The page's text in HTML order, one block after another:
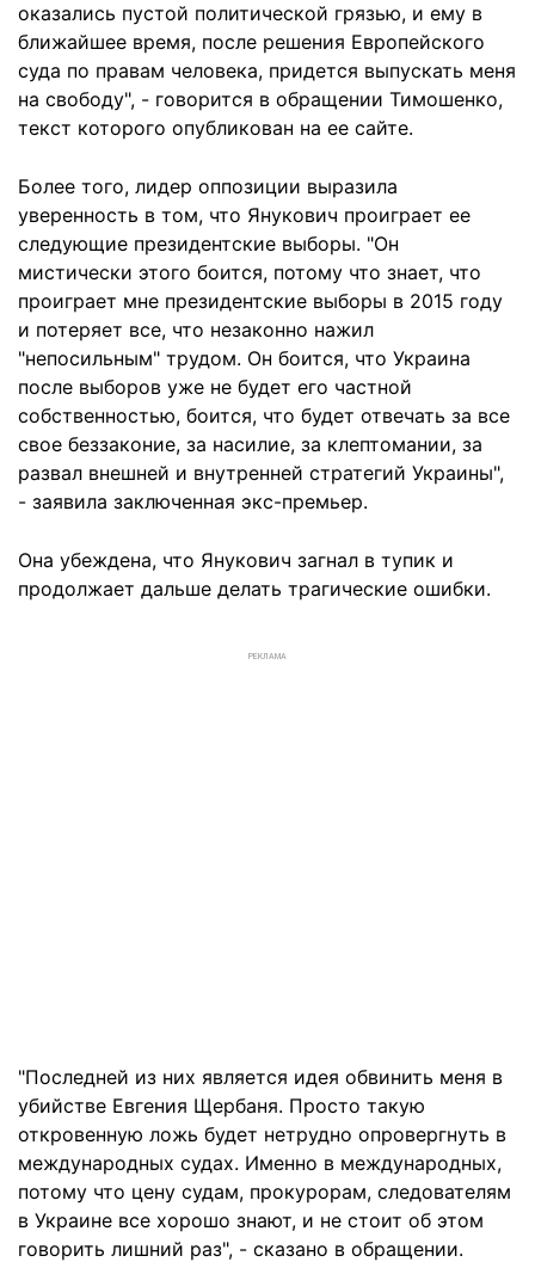
оказались пустой политической грязью, и ему в
ближайшее время, после решения Европейского
суда по правам человека, придется выпускать меня
на свободу", - говорится в обращении Тимошенко,
текст которого опубликован на ее сайте.
Более того, лидер оппозиции выразила
уверенность в том, что Янукович проиграет ее
следующие президентские выборы. "Он
мистически этого боится, потому что знает, что
проиграет мне президентские выборы в 2015 году
и потеряет все, что незаконно нажил
"непосильным" трудом. Он боится, что Украина
после выборов уже не будет его частной
собственностью, боится, что будет отвечать за все
свое беззаконие, за насилие, за клептомании, за
развал внешней и внутренней стратегий Украины",
- заявила заключенная экс-премьер.
Она убеждена, что Янукович загнал в тупик и
продолжает дальше делать трагические ошибки.
РЕКЛАМА
"Последней из них является идея обвинить меня в
убийстве Евгения Щербаня. Просто такую
откровенную ложь будет нетрудно опровергнуть в
международных судах. Именно в международных,
потому что цену судам, прокурорам, следователям
в Украине все хорошо знают, и не стоит об этом
говорить лишний раз", - сказано в обращении.